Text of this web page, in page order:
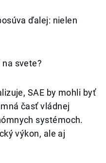
ďalej: nielen
svete?
SAE by mohli byť
časť vládnej
systémoch.
výkon, ale aj